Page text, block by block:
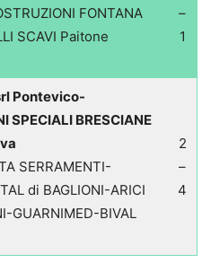
FONTANA
SCAVI Paitone
–
1
Pontevico-
SPECIALI BRESCIANE
SERRAMENTI-
di BAGLIONI-ARICI
GUARNIMED-BIVAL
2
–
4